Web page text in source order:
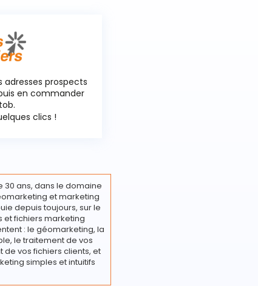
adresses prospects
en commander
clics !
ans, dans le domaine
et marketing
depuis toujours, sur le
et fichiers marketing
: le géomarketing, la
le traitement de vos
vos fichiers clients, et
simples et intuitifs